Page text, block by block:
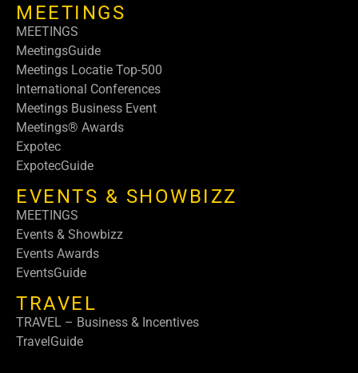
MEETINGS
MEETINGS
MeetingsGuide
Meetings Locatie Top-500
International Conferences
Meetings Business Event
Meetings® Awards
Expotec
ExpotecGuide
EVENTS & SHOWBIZZ
MEETINGS
Events & Showbizz
Events Awards
EventsGuide
TRAVEL
TRAVEL – Business & Incentives
TravelGuide